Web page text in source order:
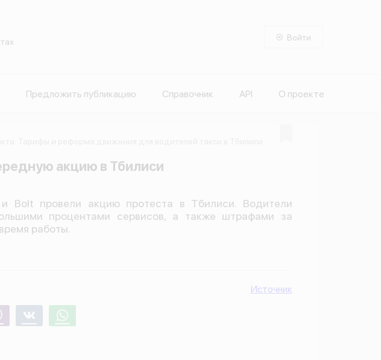
Войти
Предложить публикацию Справочник API О проекте
акцию в Тбилиси
Bolt провели акцию протеста в Тбилиси. Водители
процентами сервисов, а также штрафами за
работы.
Viber Whatsapp
Источник